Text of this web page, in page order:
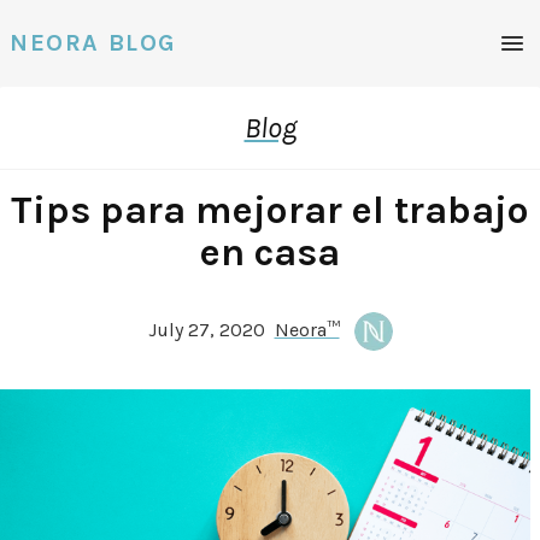
NEORA BLOG
Blog
Tips para mejorar el trabajo
en casa
July 27, 2020 Neora™